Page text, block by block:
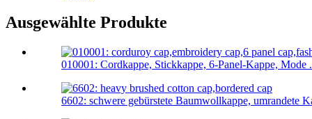
Ausgewählte Produkte
010001: Cordkappe, Stickkappe, 6-Panel-Kappe, Mode
6602: schwere gebürstete Baumwollkappe, umrandete